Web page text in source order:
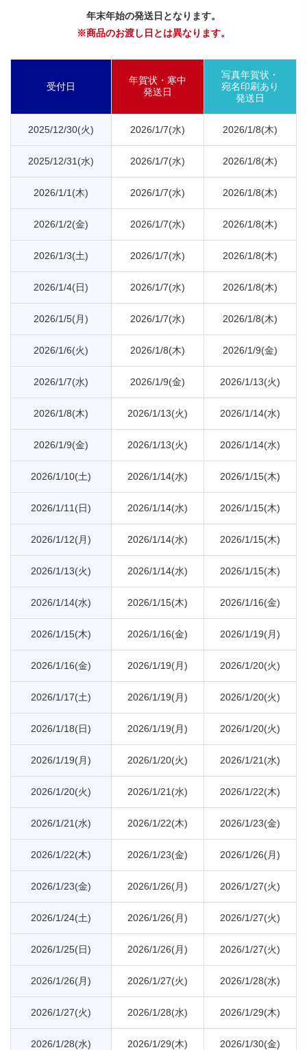
年末年始の発送日となります。
※商品のお渡し日とは異なります。
受付日
年賀状・寒中
発送日
写真年賀状・
宛名印刷あり
発送日
2025/12/30(火) 2026/1/7(水) 2026/1/8(木)
2025/12/31(水) 2026/1/7(水) 2026/1/8(木)
2026/1/1(木) 2026/1/7(水) 2026/1/8(木)
2026/1/2(金) 2026/1/7(水) 2026/1/8(木)
2026/1/3(土) 2026/1/7(水) 2026/1/8(木)
2026/1/4(日) 2026/1/7(水) 2026/1/8(木)
2026/1/5(月) 2026/1/7(水) 2026/1/8(木)
2026/1/6(火) 2026/1/8(木) 2026/1/9(金)
2026/1/7(水) 2026/1/9(金) 2026/1/13(火)
2026/1/8(木) 2026/1/13(火) 2026/1/14(水)
2026/1/9(金) 2026/1/13(火) 2026/1/14(水)
2026/1/10(土) 2026/1/14(水) 2026/1/15(木)
2026/1/11(日) 2026/1/14(水) 2026/1/15(木)
2026/1/12(月) 2026/1/14(水) 2026/1/15(木)
2026/1/13(火) 2026/1/14(水) 2026/1/15(木)
2026/1/14(水) 2026/1/15(木) 2026/1/16(金)
2026/1/15(木) 2026/1/16(金) 2026/1/19(月)
2026/1/16(金) 2026/1/19(月) 2026/1/20(火)
2026/1/17(土) 2026/1/19(月) 2026/1/20(火)
2026/1/18(日) 2026/1/19(月) 2026/1/20(火)
2026/1/19(月) 2026/1/20(火) 2026/1/21(水)
2026/1/20(火) 2026/1/21(水) 2026/1/22(木)
2026/1/21(水) 2026/1/22(木) 2026/1/23(金)
2026/1/22(木) 2026/1/23(金) 2026/1/26(月)
2026/1/23(金) 2026/1/26(月) 2026/1/27(火)
2026/1/24(土) 2026/1/26(月) 2026/1/27(火)
2026/1/25(日) 2026/1/26(月) 2026/1/27(火)
2026/1/26(月) 2026/1/27(火) 2026/1/28(水)
2026/1/27(火) 2026/1/28(水) 2026/1/29(木)
2026/1/28(水) 2026/1/29(木) 2026/1/30(金)